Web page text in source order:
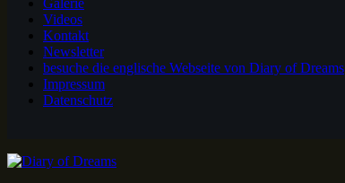
Galerie
Videos
Kontakt
Newsletter
besuche die englische Webseite von Diary of Dreams
Impressum
Datenschutz